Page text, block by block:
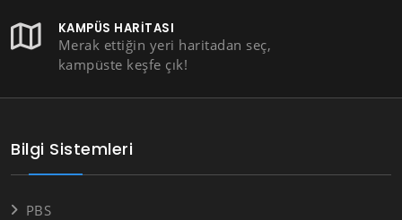
KAMPÜS HARITASI
Merak ettiğin yeri haritadan seç,
kampüste keşfe çık!
Bilgi Sistemleri
PBS